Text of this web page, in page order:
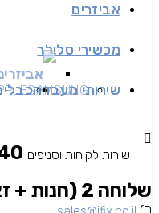
אביזרים
מכשירי סלולר
SAMSUNG
שירותי מעבדה
שירות לקוחות וסניפים
שלוחה 2 (חנות + זאפ)